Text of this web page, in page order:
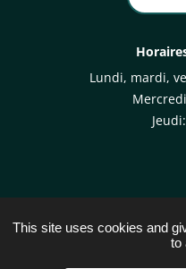
Lundi, mardi,
This site uses cookies and
to